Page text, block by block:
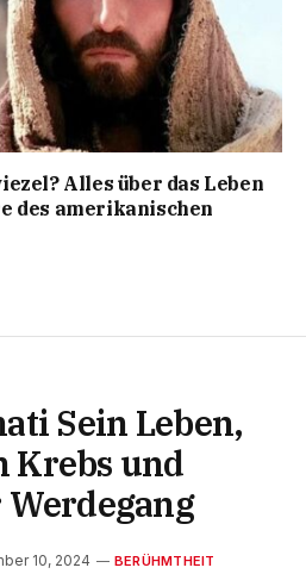
Alles über das Leben
des amerikanischen
Sein Leben,
Krebs und
10, 2024 BERÜHMTHEIT